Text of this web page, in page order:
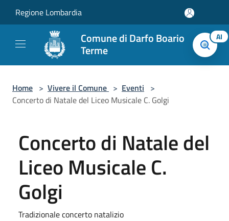
Regione Lombardia
Comune di Darfo Boario
Terme
AI
Home > Vivere il Comune > Eventi >
Concerto di Natale del Liceo Musicale C. Golgi
Concerto di Natale del
Liceo Musicale C.
Golgi
Tradizionale concerto natalizio